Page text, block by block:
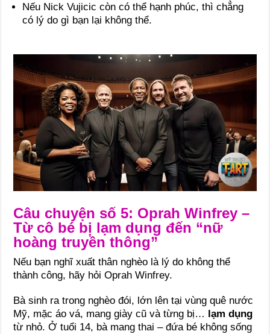
Nếu Nick Vujicic còn có thể hạnh phúc, thì chẳng
có lý do gì bạn lại không thể.
Câu chuyện số 5: Oprah Winfrey –
Từ cô bé bị lạm dụng đến “nữ
hoàng truyền thông”
Nếu bạn nghĩ xuất thân nghèo là lý do không thể
thành công, hãy hỏi Oprah Winfrey.
Bà sinh ra trong nghèo đói, lớn lên tại vùng quê nước
Mỹ, mặc áo vá, mang giày cũ và từng bị… lạm dụng
từ nhỏ. Ở tuổi 14, bà mang thai – đứa bé không sống